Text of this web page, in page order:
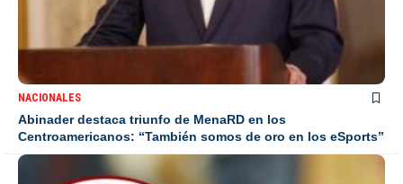
NACIONALES
Abinader destaca triunfo de MenaRD en los
Centroamericanos: “También somos de oro en los eSports”